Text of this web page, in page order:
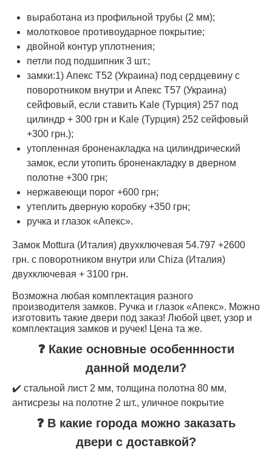
выработана из профильной трубы (2 мм);
молотковое противоударное покрытие;
двойной контур уплотнения;
петли под подшипник 3 шт.;
замки:1) Апекс Т52 (Украина) под сердцевину с
поворотником внутри и Апекс Т57 (Украина)
сейфовый, если ставить Kale (Турция) 257 под
цилиндр + 300 грн и Kale (Турция) 252 сейфовый
+300 грн.);
утопленная броненакладка на цилиндрический
замок, если утопить броненакладку в дверном
полотне +300 грн;
нержавеющи порог +600 грн;
утеплить дверную коробку +350 грн;
ручка и глазок «Апекс».
Замок Mottura (Италия) двухключевая 54.797 +2600
грн. с поворотником внутри или Chiza (Италия)
двухключевая + 3100 грн.
Возможна любая комплектация разного
производителя замков. Ручка и глазок «Апекс». Можно
изготовить такие двери под заказ! Любой цвет, узор и
комплектация замков и ручек! Цена та же.
❓ Какие основные особеннности
данной модели?
✔️ стальной лист 2 мм, толщина полотна 80 мм,
антисрезы на полотне 2 шт., уличное покрытие
❓ В какие города можно заказать
двери с доставкой?